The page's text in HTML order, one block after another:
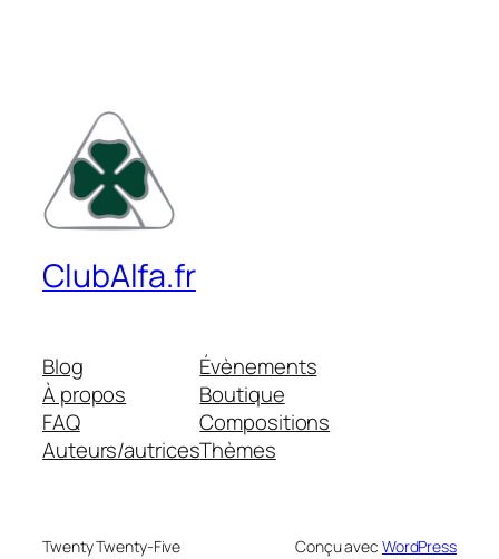
ClubAlfa.fr
Blog
À propos
FAQ
Auteurs/autrices
Évènements
Boutique
Compositions
Thèmes
Twenty Twenty-Five Conçu avec WordPress